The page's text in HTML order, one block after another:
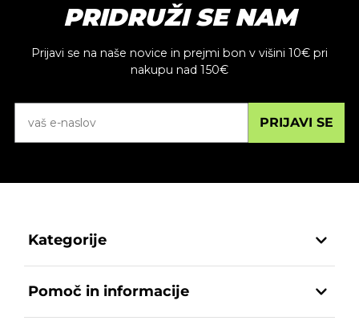
PRIDRUŽI SE NAM
Prijavi se na naše novice in prejmi bon v višini 10€ pri
nakupu nad 150€
PRIJAVI SE
Kategorije
Pomoč in informacije